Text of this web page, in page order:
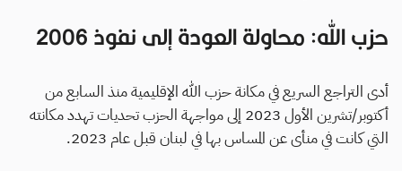
حزب الله: محاولة العودة إلى نفوذ 2006
أدى التراجع السريع في مكانة حزب الله الإقليمية منذ السابع من
أكتوبر/تشرين الأول 2023 إلى مواجهة الحزب تحديات تهدد مكانته
التي كانت في منأى عن المساس بها في لبنان قبل عام 2023.